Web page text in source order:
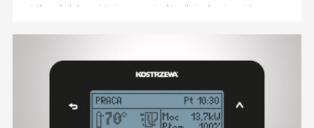
użytkownika było pamiętanie o zasypaniu zbiornika i wybraniu popiołu.
w Urzędzie patentowym RP.